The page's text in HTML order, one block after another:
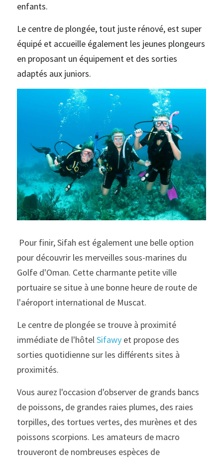
enfants.
Le centre de plongée, tout juste rénové, est super
équipé et accueille également les jeunes plongeurs
en proposant un équipement et des sorties
adaptés aux juniors.
pour découvrir les merveilles sous-marines du
Golfe d'Oman. Cette charmante petite ville
portuaire se situe à une bonne heure de route de
l'aéroport international de Muscat.
Le centre de plongée se trouve à proximité
immédiate de l'hôtel Sifawy et propose des
sorties quotidienne sur les différents sites à
proximités.
Vous aurez l'occasion d'observer de grands bancs
de poissons, de grandes raies plumes, des raies
torpilles, des tortues vertes, des murènes et des
poissons scorpions. Les amateurs de macro
trouveront de nombreuses espèces de